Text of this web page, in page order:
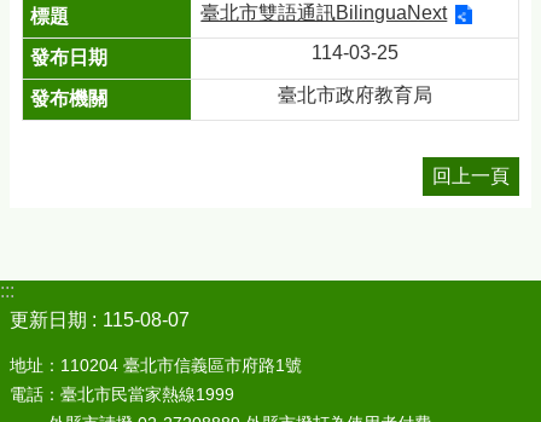
臺北市雙語通訊BilinguaNext
114-03-25
臺北市政府教育局
回上一頁
:::
更新日期
115-08-07
地址：110204 臺北市信義區市府路1號
電話：臺北市民當家熱線1999